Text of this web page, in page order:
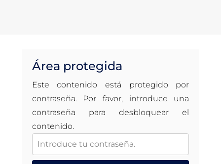
Área protegida
Este contenido está protegido por
contraseña. Por favor, introduce una
contraseña para desbloquear el
contenido.